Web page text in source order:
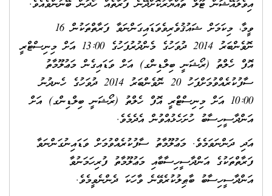
އިވެލުއޭޝަން ޓޫލް ތައްޔާރުކޮށްދޭނެ ފަރާތެއް ހޯދަން ބޭނުންވެއެވެ.
ވީމާ، މިކަމަށް ޝައުޤުވެރިވެވަޑައިގަންނަވާ ފަރާތްތަކުން 16
ނޮވެންބަރު 2014 ދުވަހުގެ މެންދުރުފަހުގެ 13:00 އަށް މިނިސްޓްރީ
އޮފް ހެލްތު (ރޯޝަނީ ބިލްޑިންގ) އަށް ވަޑައިގެން މަޢުލޫމާތު
ސާފުކުރެއްވުމަށްފަހު 20 ނޮވެންބަރު 2014 ދުވަހުގެ ހެނދުނު
10:00 އަށް މިނިސްޓްރީ އޮފް ހެލްތު (ރޯޝަނީ ބިލްޑިންގ) އަށް
އަންދާސީހިސާބު ހުށަހެޅުއްވުން އެދެމެވެ.
އަދި ދަންނަވަމެވެ. މަޢުލޫމާތު ސާފުކުރެއްވުމަށް ވަޑައިނުގަންނަވާ
ފަރާތްތަކުގެ އަންދާސީހިސާބާއި މަޢުލޫމާތު ފުރިހަމަނުވާ
އަންދާސީހިސާބު ބާޠިލުކުރެވޭނެ ވާހަކަ ދެންނެވީމެވެ.